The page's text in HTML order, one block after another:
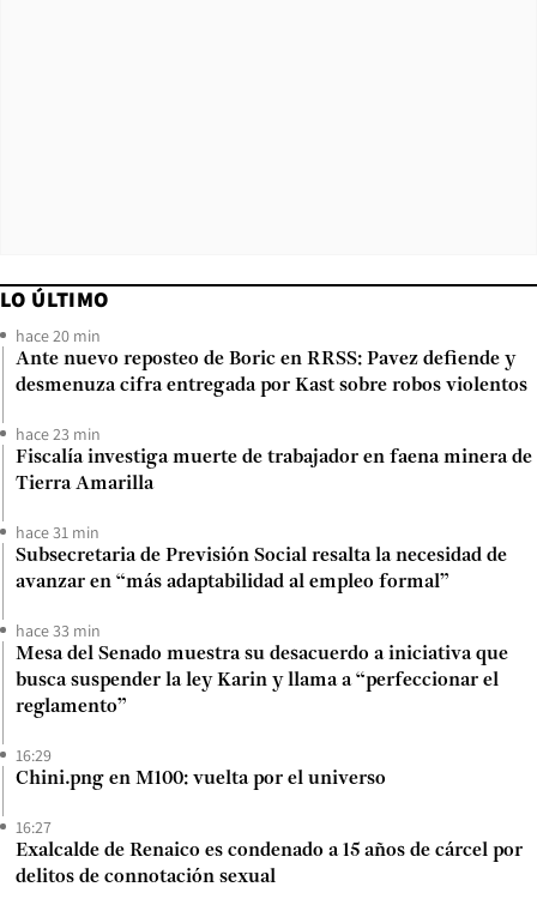
LO ÚLTIMO
hace 20 min
Ante nuevo reposteo de Boric en RRSS: Pavez defiende y
desmenuza cifra entregada por Kast sobre robos violentos
hace 23 min
Fiscalía investiga muerte de trabajador en faena minera de
Tierra Amarilla
hace 31 min
Subsecretaria de Previsión Social resalta la necesidad de
avanzar en “más adaptabilidad al empleo formal”
hace 33 min
Mesa del Senado muestra su desacuerdo a iniciativa que
busca suspender la ley Karin y llama a “perfeccionar el
reglamento”
16:29
Chini.png en M100: vuelta por el universo
16:27
Exalcalde de Renaico es condenado a 15 años de cárcel por
delitos de connotación sexual